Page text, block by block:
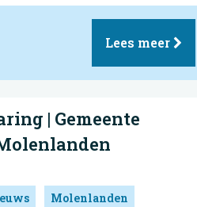
Lees meer
| Gemeente
Molenlanden